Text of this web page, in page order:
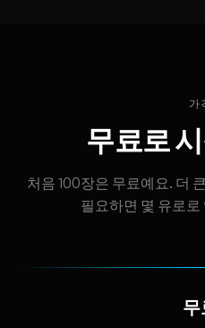
가
무료로
처음 100장은 무료예요. 더
필요하면 몇 유로
무